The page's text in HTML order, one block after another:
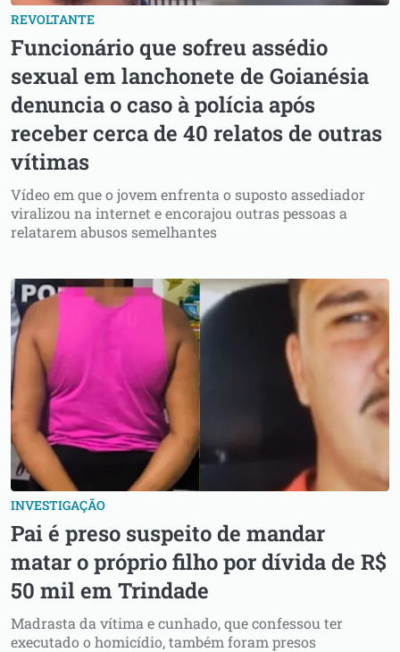
REVOLTANTE
Funcionário que sofreu assédio
sexual em lanchonete de Goianésia
denuncia o caso à polícia após
receber cerca de 40 relatos de outras
vítimas
Vídeo em que o jovem enfrenta o suposto assediador
viralizou na internet e encorajou outras pessoas a
relatarem abusos semelhantes
INVESTIGAÇÃO
Pai é preso suspeito de mandar
matar o próprio filho por dívida de R$
50 mil em Trindade
Madrasta da vítima e cunhado, que confessou ter
executado o homicídio, também foram presos